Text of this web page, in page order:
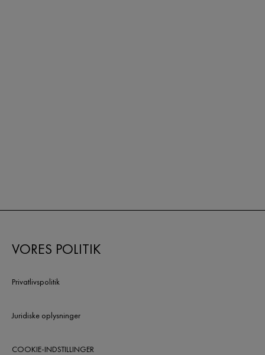
VORES POLITIK
Privatlivspolitik
Juridiske oplysninger
COOKIE-INDSTILLINGER